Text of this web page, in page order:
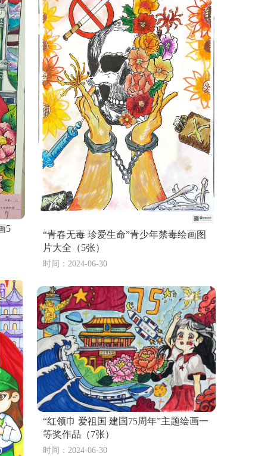
5
“青春无毒 珍爱生命”青少年禁毒绘画图
片大全（5张）
时间：2024-06-30
“红领巾 爱祖国 建国75周年”主题绘画一
等奖作品（7张）
时间：2024-06-30